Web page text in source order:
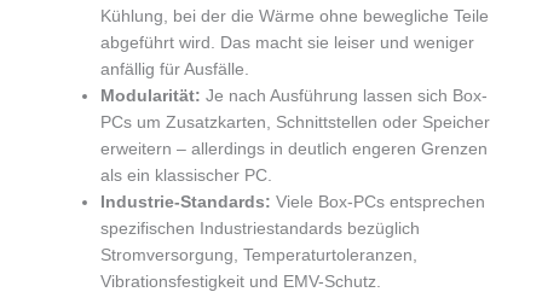
Kühlung, bei der die Wärme ohne bewegliche Teile
abgeführt wird. Das macht sie leiser und weniger
anfällig für Ausfälle.
Modularität: Je nach Ausführung lassen sich Box-
PCs um Zusatzkarten, Schnittstellen oder Speicher
erweitern – allerdings in deutlich engeren Grenzen
als ein klassischer PC.
Industrie-Standards: Viele Box-PCs entsprechen
spezifischen Industriestandards bezüglich
Stromversorgung, Temperaturtoleranzen,
Vibrationsfestigkeit und EMV-Schutz.